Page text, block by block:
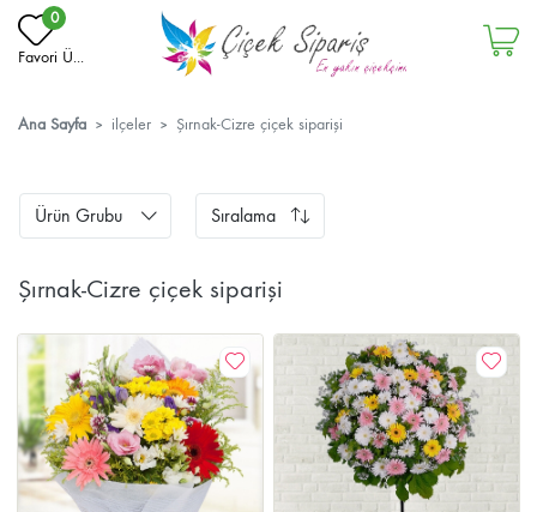
0
Favori Ü...
Ana Sayfa ilçeler Şırnak-Cizre çiçek siparişi
Ürün Grubu Sıralama
Şırnak-Cizre çiçek siparişi